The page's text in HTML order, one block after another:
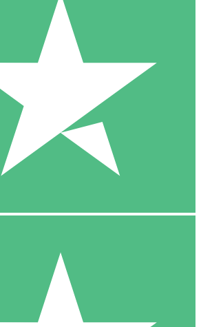
Creditpakketten
downloadtegoeden. Geen maandelijkse
1000
10 Downloaden
20 00